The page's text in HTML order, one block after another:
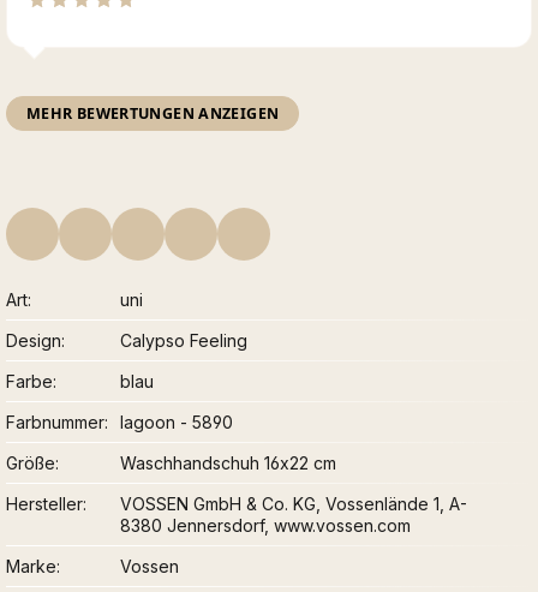
MEHR BEWERTUNGEN ANZEIGEN
Art
uni
Design
Calypso Feeling
Farbe
blau
Farbnummer
lagoon - 5890
Größe
Waschhandschuh 16x22 cm
Hersteller
VOSSEN GmbH & Co. KG, Vossenlände 1, A-
8380 Jennersdorf, www.vossen.com
Marke
Vossen